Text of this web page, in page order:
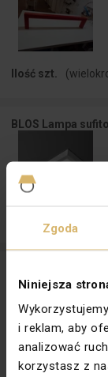
Zgoda
Niniejsza
i reklam, aby
analizować
korzystasz z
Ilość szt.
BLOS Lampa
Ilość szt.